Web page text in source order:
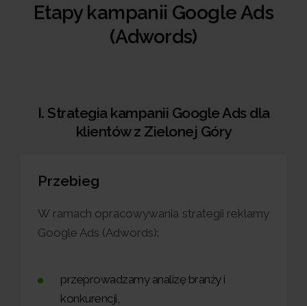
Etapy kampanii Google Ads
(Adwords)
I. Strategia kampanii Google Ads dla
klientów z Zielonej Góry
Przebieg
W ramach opracowywania strategii reklamy
Google Ads (Adwords):
przeprowadzamy analizę branży i
konkurencji,